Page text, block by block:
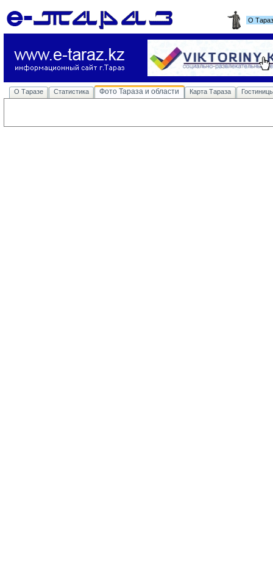
О
О Таразе Статистика Фото Тараза и области Карта Тараза